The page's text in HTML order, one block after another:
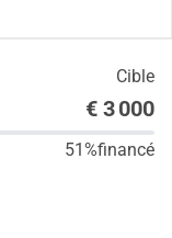
Cible
€ 3 000
51%financé